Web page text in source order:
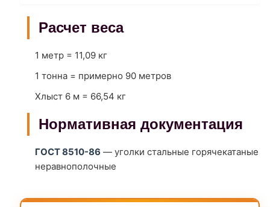
Расчет веса
1 метр = 11,09 кг
1 тонна = примерно 90 метров
Хлыст 6 м = 66,54 кг
Нормативная документация
ГОСТ 8510-86 — уголки стальные горячекатаные
неравнополочные